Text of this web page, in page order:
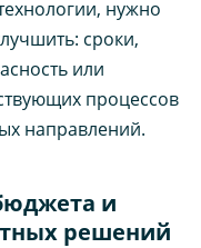
нужно
сроки,
или
процессов
направлений.
и
решений